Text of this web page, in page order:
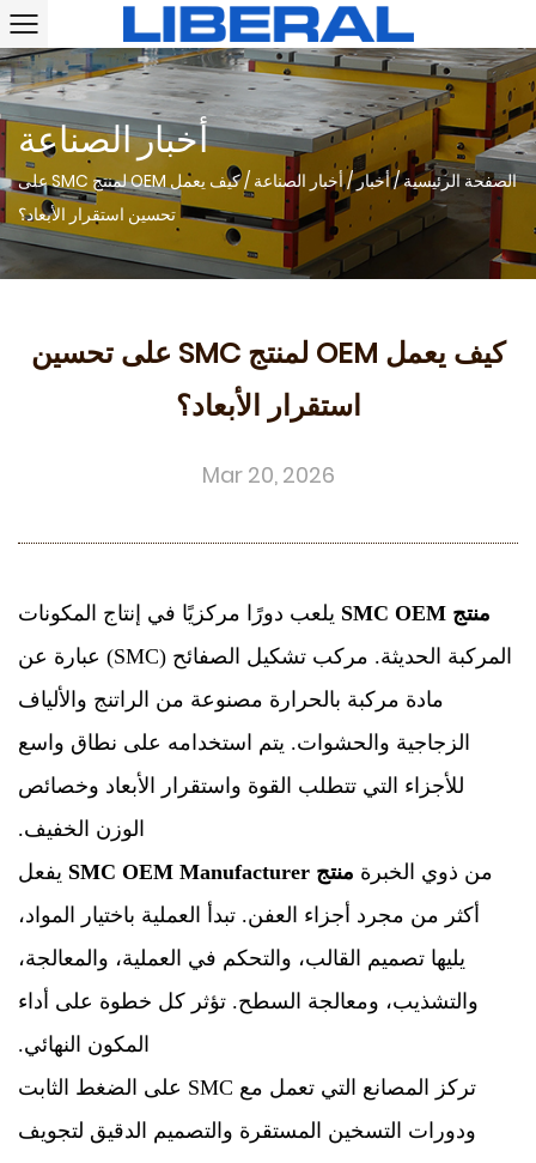
أخبار الصناعة
الصفحة الرئيسية/أخبار/أخبار الصناعة /
كيف يعمل OEM لمنتج SMC على
تحسين استقرار الأبعاد؟
كيف يعمل OEM لمنتج SMC على تحسين
استقرار الأبعاد؟
Mar 20, 2026
منتج SMC OEM
يلعب دورًا مركزيًا في إنتاج المكونات
المركبة الحديثة. مركب تشكيل الصفائح (SMC) عبارة عن
مادة مركبة بالحرارة مصنوعة من الراتنج والألياف
الزجاجية والحشوات. يتم استخدامه على نطاق واسع
للأجزاء التي تتطلب القوة واستقرار الأبعاد وخصائص
الوزن الخفيف.
من ذوي الخبرة منتج SMC OEM Manufacturer
يفعل
أكثر من مجرد أجزاء العفن. تبدأ العملية باختيار المواد،
يليها تصميم القالب، والتحكم في العملية، والمعالجة،
والتشذيب، ومعالجة السطح. تؤثر كل خطوة على أداء
المكون النهائي.
تركز المصانع التي تعمل مع SMC على الضغط الثابت
ودورات التسخين المستقرة والتصميم الدقيق لتجويف